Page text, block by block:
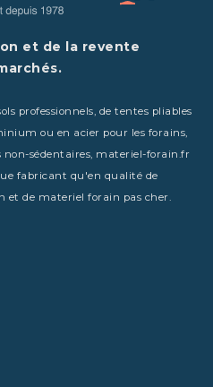
et de la revente
professionnels, de tentes pliables
ou en acier pour les forains,
sédentaires, materiel-forain.fr
fabricant qu'en qualité de
de materiel forain pas cher.